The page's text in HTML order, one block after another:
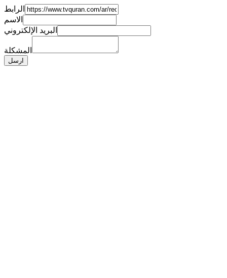
الرابط
الاسم
البريد الإلكتروني
المشكلة
ارسل